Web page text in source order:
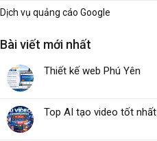
Dịch vụ quảng cáo Google
Bài viết mới nhất
Thiết kế web Phú Yên
Top AI tạo video tốt nhất